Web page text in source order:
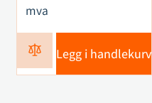
mva
Legg i handlekurv